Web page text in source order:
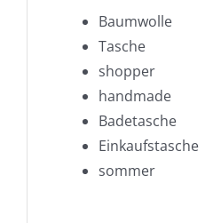
Baumwolle
Tasche
shopper
handmade
Badetasche
Einkaufstasche
sommer